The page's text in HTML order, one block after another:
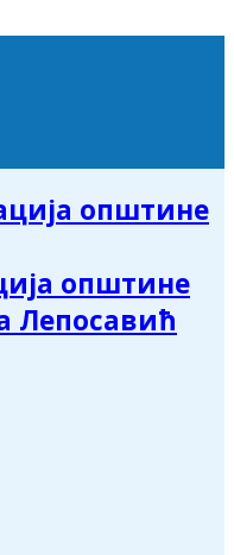
општине
Лепосавић